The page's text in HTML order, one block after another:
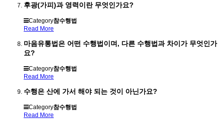
후광(가피)과 영력이란 무엇인가요?
Category참수행법
Read More
마음유통법은 어떤 수행법이며, 다른 수행법과 차이가 무엇인가
요?
Category참수행법
Read More
수행은 산에 가서 해야 되는 것이 아닌가요?
Category참수행법
Read More